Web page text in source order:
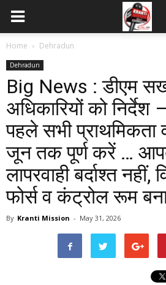
Home Dehradun
Dehradun
Big News : डीएम
अधिकारियों को
पहले सभी प्राथमिकता
जून तक पूर्ण करें …
लापरवाही बर्दाश्त नहीं,
फोर्स व कंट्रोल रूम
By Kranti Mission - May 31, 2026